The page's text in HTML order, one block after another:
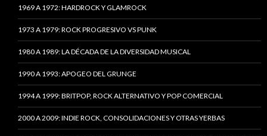
1969 A 1972: HARDROCK Y GLAMROCK
1973 A 1979: ROCK PROGRESIVO VS PUNK
1980 A 1989: LA DÉCADA DE LA DIVERSIDAD MUSICAL
1990 A 1993: APOGEO DEL GRUNGE
1994 A 1999: BRITPOP, ROCK ALTERNATIVO Y POP COMERCIAL
2000 A 2009: INDIE ROCK, CONSOLIDACIONES Y OTRAS YERBAS